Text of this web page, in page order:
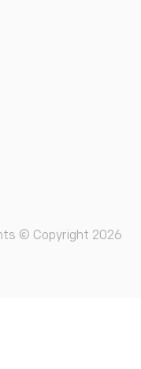
© Copyright 2026